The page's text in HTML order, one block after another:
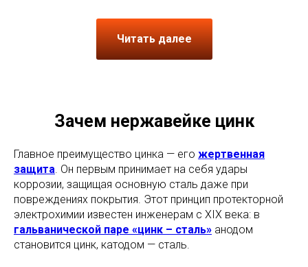
Читать далее
Зачем нержавейке цинк
Главное преимущество цинка — его жертвенная
защита. Он первым принимает на себя удары
коррозии, защищая основную сталь даже при
повреждениях покрытия. Этот принцип протекторной
электрохимии известен инженерам с XIX века: в
гальванической паре «цинк – сталь» анодом
становится цинк, катодом — сталь.